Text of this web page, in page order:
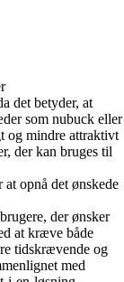
det betyder, at
som nubuck eller
og mindre attraktivt
der kan bruges til
opnå det ønskede
der ønsker
at kræve både
tidskrævende og
med